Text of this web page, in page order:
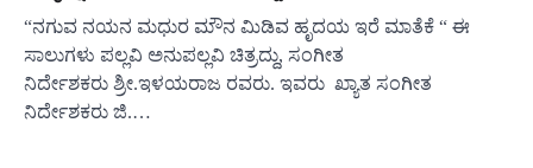
“ನಗುವ ನಯನ ಮಧುರ ಮೌನ ಮಿಡಿವ ಹೃದಯ ಇರೆ ಮಾತೆಕೆ “ ಈ
ಸಾಲುಗಳು ಪಲ್ಲವಿ ಅನುಪಲ್ಲವಿ ಚಿತ್ರದ್ದು, ಸಂಗೀತ
ನಿರ್ದೇಶಕರು ಶ್ರೀ.ಇಳಯರಾಜ ರವರು. ಇವರು ಖ್ಯಾತ ಸಂಗೀತ
ನಿರ್ದೇಶಕರು ಜಿ.…